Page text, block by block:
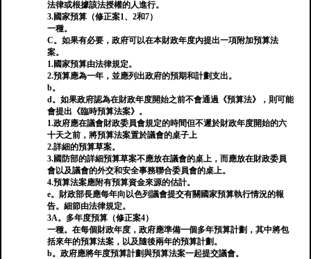
法律或根據該法授權的人進行。
3.國家預算（修正案1、2和7）
一種。
C。如果有必要，政府可以在本財政年度內提出一項附加預算法
案。
1.國家預算由法律規定。
2.預算應為一年，並應列出政府的預期和計劃支出。
b。
d。如果政府認為在財政年度開始之前不會通過《預算法》，則可能
會提出《臨時預算法案》。
1.政府應在議會財政委員會規定的時間但不遲於財政年度開始的六
十天之前，將預算法案置於議會的桌子上
2.詳細的預算草案。
3.國防部的詳細預算草案不應放在議會的桌上，而應放在財政委員
會以及議會的外交和安全事務聯合委員會的桌上。
4.預算法案應附有預算資金來源的估計。
e。財政部長應每年向以色列議會提交有關國家預算執行情況的報
告。細節由法律規定。
3A。多年度預算（修正案4）
一種。在每個財政年度，政府應準備一個多年預算計劃，其中將包
括來年的預算法案，以及隨後兩年的預算計劃。
b。政府應將年度預算計劃與預算法案一起提交議會。